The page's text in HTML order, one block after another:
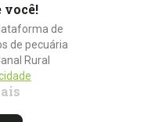
você!
de
de pecuária
Rural